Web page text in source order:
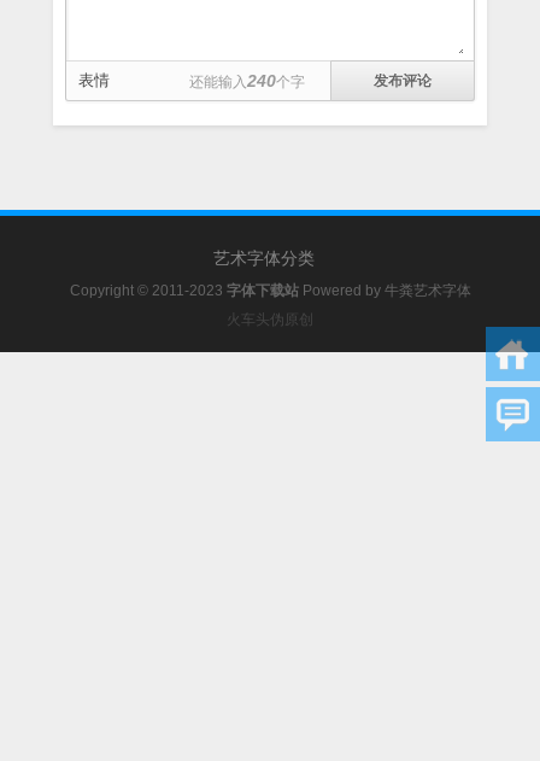
表情 还能输入240个字
艺术字体分类
Copyright © 2011-2023 字体下载站 Powered by 牛粪艺术字体
火车头伪原创